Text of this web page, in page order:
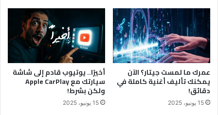
عمرك ما لمست جيتار؟ الآن
يمكنك تأليف أغنية كاملة في
دقائق!
15 يونيو، 2025
أخيرًا.. يوتيوب قادم إلى شاشة
سيارتك مع Apple CarPlay
ولكن بشرط!
15 يونيو، 2025